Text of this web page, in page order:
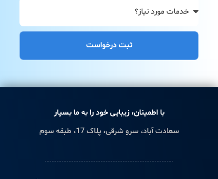
ثبت درخواست
با اطمینان، زیبایی خود را به ما بسپار
سعادت آباد، سرو شرقی، پلاک 17، طبقه سوم